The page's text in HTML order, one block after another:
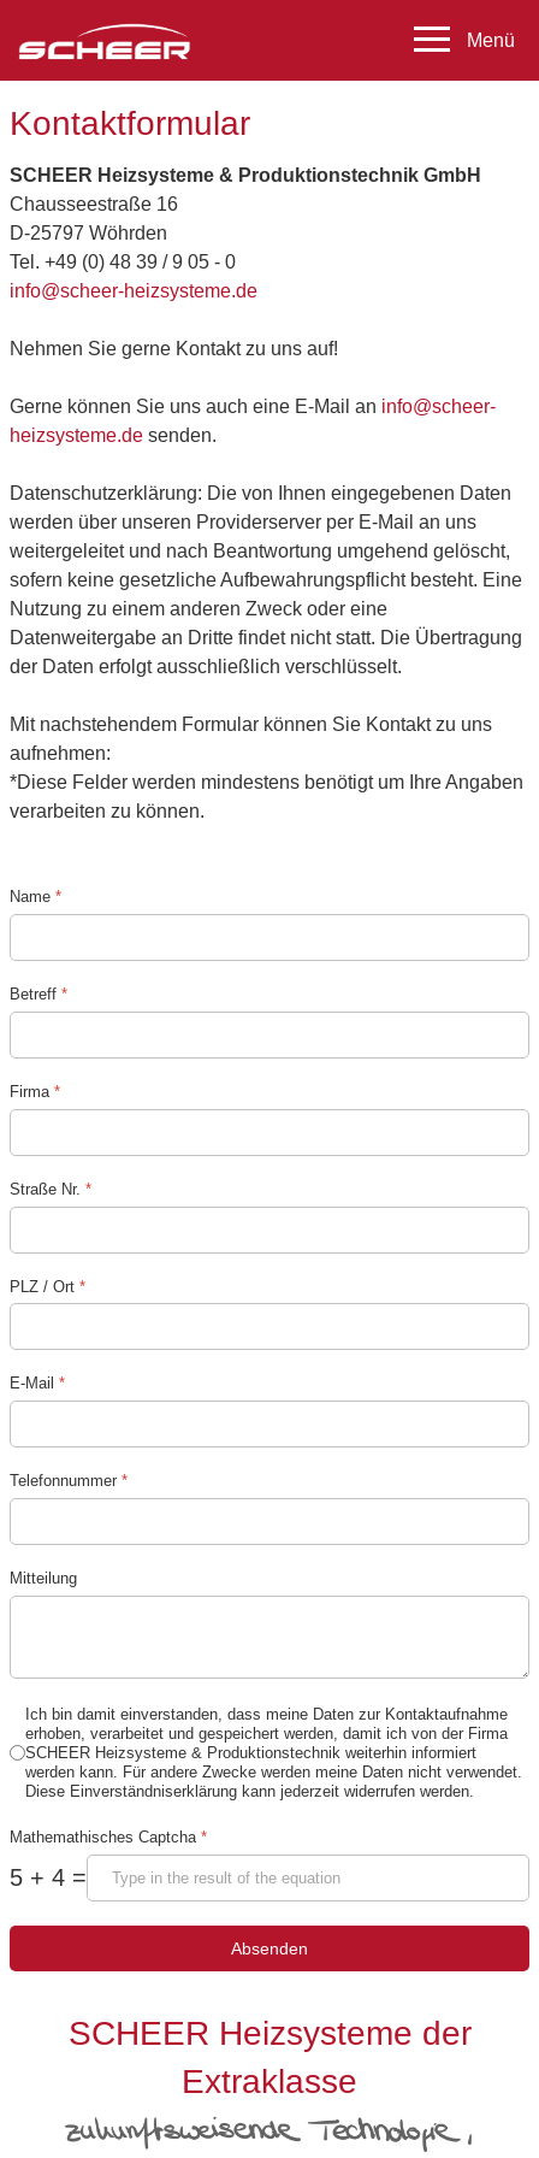
Kontaktformular
SCHEER Heizsysteme & Produktionstechnik GmbH
Chausseestraße 16
D-25797 Wöhrden
Tel. +49 (0) 48 39 / 9 05 - 0
info@scheer-heizsysteme.de
Nehmen Sie gerne Kontakt zu uns auf!
Gerne können Sie uns auch eine E-Mail an info@scheer-
heizsysteme.de senden.
Datenschutzerklärung: Die von Ihnen eingegebenen Daten
werden über unseren Providerserver per E-Mail an uns
weitergeleitet und nach Beantwortung umgehend gelöscht,
sofern keine gesetzliche Aufbewahrungspflicht besteht. Eine
Nutzung zu einem anderen Zweck oder eine
Datenweitergabe an Dritte findet nicht statt. Die Übertragung
der Daten erfolgt ausschließlich verschlüsselt.
Mit nachstehendem Formular können Sie Kontakt zu uns
aufnehmen:
*Diese Felder werden mindestens benötigt um Ihre Angaben
verarbeiten zu können.
Name *
Betreff *
Firma *
Straße Nr. *
PLZ / Ort *
E-Mail *
Telefonnummer *
Mitteilung
Ich bin damit einverstanden, dass meine Daten zur Kontaktaufnahme
erhoben, verarbeitet und gespeichert werden, damit ich von der Firma
SCHEER Heizsysteme & Produktionstechnik weiterhin informiert
werden kann. Für andere Zwecke werden meine Daten nicht verwendet.
Diese Einverständniserklärung kann jederzeit widerrufen werden.
Mathemathisches Captcha *
5 + 4 =
Absenden
SCHEER Heizsysteme der
Extraklasse